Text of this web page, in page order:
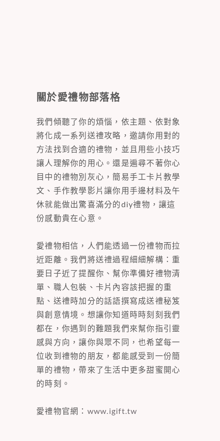
關於愛禮物部落格
我們傾聽了你的煩惱，依主題、依對象
將化成一系列送禮攻略，邀請你用對的
方法找到合適的禮物，並且用些小技巧
讓人理解你的用心。還是遍尋不著你心
目中的禮物別灰心，簡易手工卡片教學
文、手作教學影片讓你用手邊材料及午
休就能做出驚喜滿分的diy禮物，讓這
份感動貴在心意。
愛禮物相信，人們能透過一份禮物而拉
近距離。我們將送禮過程細細解構：重
要日子近了提醒你、幫你準備好禮物清
單、職人包裝、卡片內容該把握的重
點、送禮時加分的話語撰寫成送禮秘笈
與創意情境。想讓你知道時時刻刻我們
都在，你遇到的難題我們來幫你指引靈
感與方向，讓你與眾不同，也希望每一
位收到禮物的朋友，都能感受到一份簡
單的禮物，帶來了生活中更多甜蜜開心
的時刻。
愛禮物官網： www.igift.tw